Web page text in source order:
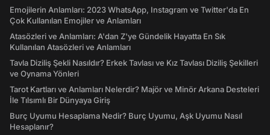
Emojilerin Anlamları: 2023 WhatsApp, Instagram ve Twitter'da En
Çok Kullanılan Emojiler ve Anlamları
Atasözleri ve Anlamları: A'dan Z'ye Gündelik Hayatta En Sık
Kullanılan Atasözleri ve Anlamları
Tavla Diziliş Şekli Nasıldır? Erkek Tavlası ve Kız Tavlası Diziliş Şekilleri
ve Oynama Yönleri
Tarot Kartları ve Anlamları Nelerdir? Majör ve Minör Arkana Desteleri
İle Tılsımlı Bir Dünyaya Giriş
Burç Uyumu Hesaplama Nedir? Burç Uyumu, Aşk Uyumu Nasıl
Hesaplanır?